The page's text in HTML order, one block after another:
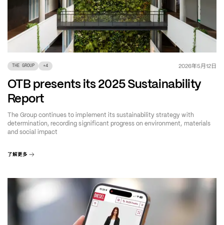
THE GROUP +4 2026年5月12日
OTB presents its 2025 Sustainability
Report
The Group continues to implement its sustainability strategy with
determination, recording significant progress on environment, materials
and social impact
了解更多